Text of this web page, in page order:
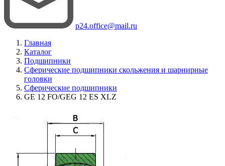
p24.office@mail.ru
Главная
Каталог
Подшипники
Сферические подшипники скольжения и шарнирные
головки
Сферические подшипники
GE 12 FO/GEG 12 ES XLZ